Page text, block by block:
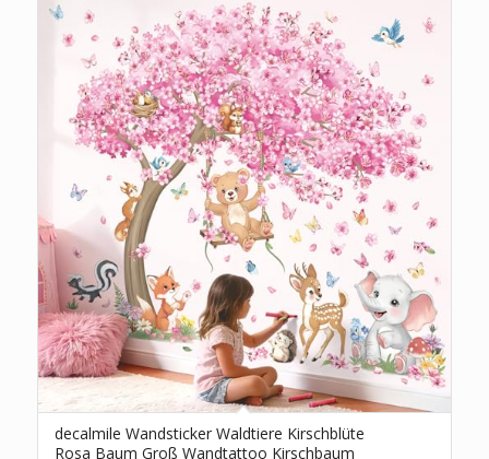
decalmile Wandsticker Waldtiere Kirschblüte
Rosa Baum Groß Wandtattoo Kirschbaum